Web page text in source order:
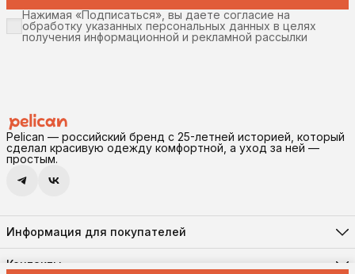
Нажимая «Подписаться», вы даете согласие на
обработку указанных персональных данных в целях
получения информационной и рекламной рассылки
Pelican — российский бренд с 25-летней историей, который
сделал красивую одежду комфортной, а уход за ней —
простым.
Информация для покупателей
Реквизиты
Доставка и оплата
Контакты